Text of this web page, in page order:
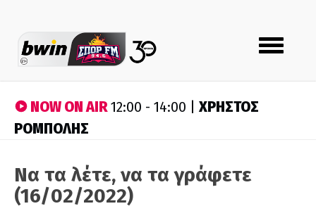
Toggle
navigation
NOW ON AIR12:00 - 14:00 | ΧΡΗΣΤΟΣ
ΡΟΜΠΟΛΗΣ
Να τα λέτε, να τα γράφετε
(16/02/2022)